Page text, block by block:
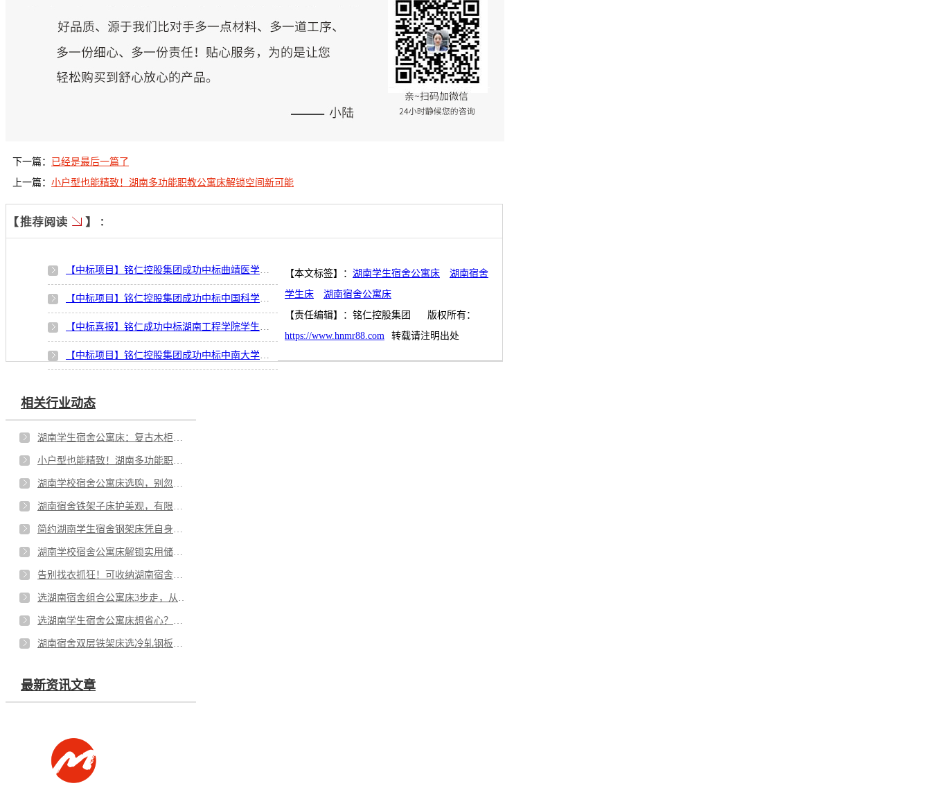
下一篇：
已经是最后一篇了
上一篇： 小户型也能精致！湖南多功能职教公寓床解锁空间新可能
【中标项目】铭仁控股集团成功中标曲靖医学高等专科学校学生宿舍家具项目
【中标项目】铭仁控股集团成功中标中国科学院合肥物质科学研究院学生公寓床项目
【中标喜报】铭仁成功中标湖南工程学院学生公寓家具改造项目
【中标项目】铭仁控股集团成功中标中南大学学生宿舍家具采购项目
【本文标签】： 湖南学生宿舍公寓床
湖南宿舍
学生床
湖南宿舍公寓床
【责任编辑】： 铭仁控股集团
版权所有：
https://www.hnmr88.com
转载请注明出处
相关行业动态
最新资讯文章